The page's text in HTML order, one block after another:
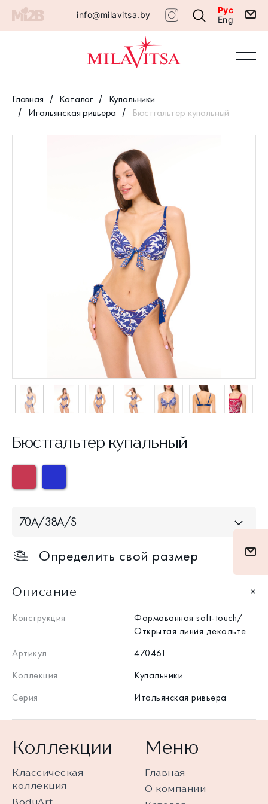
info@milavitsa.by
Рус
Eng
Главная Каталог
Купальники
Итальянская ривьера
Бюстгальтер купальный
Бюстгальтер купальный
70A/38A/S
Определить свой размер
Описание
Конструкция
Формованная soft-touch/
Открытая линия декольте
Артикул
470461
Коллекция
Купальники
Серия
Итальянская ривьера
Коллекции
Классическая
коллекция
Меню
Главная
О компании